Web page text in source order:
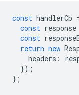
const handlerCb
const response
const
return new
headers :
});
};